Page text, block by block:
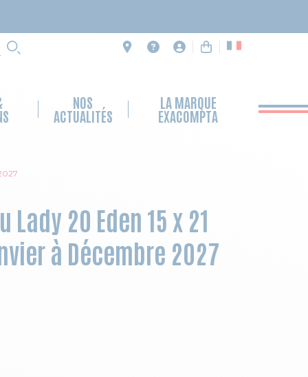
RECHERCHE
NOS
ACTUALITÉS
LA MARQUE
EXACOMPTA
20 Eden 15 x 21
à Décembre 2027